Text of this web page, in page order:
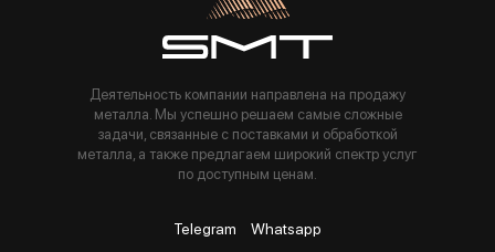
Деятельность компании направлена на продажу
металла. Мы успешно решаем самые сложные
задачи, связанные с поставками и обработкой
металла, а также предлагаем широкий спектр услуг
по доступным ценам.
Telegram Whatsapp